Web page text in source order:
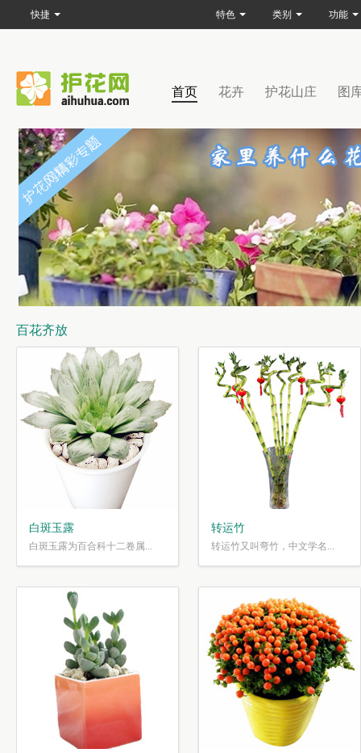
首页 花卉 护花山庄 图
百花齐放
白斑玉露
白斑玉露为百合科十二卷属...
转运竹
转运竹又叫弯竹，中文学名...
快捷 特色 类别 功能